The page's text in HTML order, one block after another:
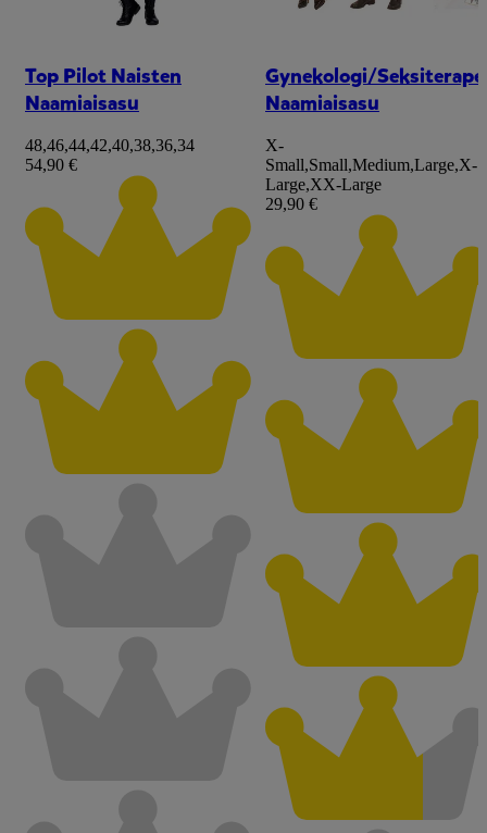
Top Pilot Naisten
Naamiaisasu
48,46,44,42,40,38,36,34
54,90 €
Gynekologi/
Naamiaisasu
X-
Small,Small,Medium,Large,X-
Large,XX-Large
29,90 €